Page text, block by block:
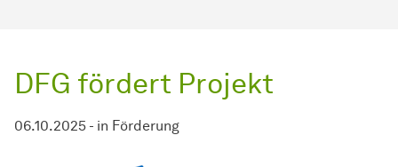
DFG fördert Projekt
06.10.2025 - in Förderung